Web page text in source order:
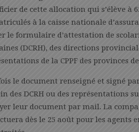
de cette allocation qui s’élève à
à la caisse nationale
le formulaire d’attestation de
(DCRH), des directions
de la CPPF des provinces
le document renseigné et signé
des DCRH ou des représentations
leur document par mail. La
dès le 25 août pour les agents